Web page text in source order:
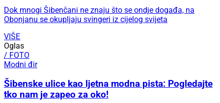
Dok mnogi Šibenčani ne znaju što se ondje događa, na
Obonjanu se okupljaju svingeri iz cijelog svijeta
VIŠE
Oglas
/ FOTO
Modni đir
Šibenske ulice kao ljetna modna pista: Pogledajte
tko nam je zapeo za oko!